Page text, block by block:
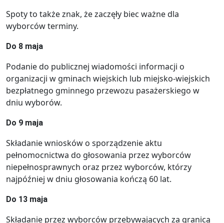
Spoty to także znak, że zaczęły biec ważne dla
wyborców terminy.
Do 8 maja
Podanie do publicznej wiadomości informacji o
organizacji w gminach wiejskich lub miejsko-wiejskich
bezpłatnego gminnego przewozu pasażerskiego w
dniu wyborów.
Do 9 maja
Składanie wniosków o sporządzenie aktu
pełnomocnictwa do głosowania przez wyborców
niepełnosprawnych oraz przez wyborców, którzy
najpóźniej w dniu głosowania kończą 60 lat.
Do 13 maja
Składanie przez wyborców przebywających za granicą